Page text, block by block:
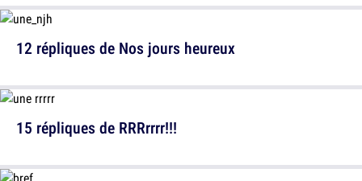
12 répliques de Nos jours heureux
15 répliques de RRRrrrr!!!